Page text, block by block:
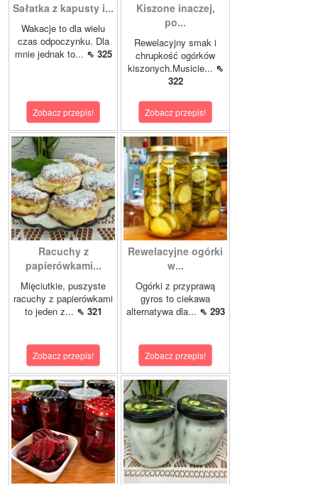
Sałatka z kapusty i...
Wakacje to dla wielu
czas odpoczynku. Dla
mnie jednak to... ⇖ 325
Zobacz przepis!
Kiszone inaczej,
po...
Rewelacyjny smak i
chrupkość ogórków
kiszonych.Musicie... ⇖
322
Zobacz przepis!
Racuchy z
papierówkami...
Mięciutkie, puszyste
racuchy z papierówkami
to jeden z... ⇖ 321
Zobacz przepis!
Rewelacyjne ogórki
w...
Ogórki z przyprawą
gyros to ciekawa
alternatywa dla... ⇖ 293
Zobacz przepis!